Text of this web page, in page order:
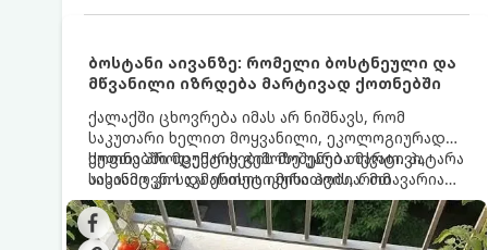
ბოსტანი აივანზე: რომელი ბოსტნეული და
მწვანილი იზრდება მარტივად ქოთნებში
ქალაქში ცხოვრება იმას არ ნიშნავს, რომ
საკუთარი ხელით მოყვანილი, ეკოლოგიურად
სუფთა პროდუქტის გემოზე უარი თქვათ. პატარა
აივანიც კი საკმარისია იმისათვის, რომ
მოიწყოთ მინი-ბოსტანი, საიდანაც
ყოველდღიურად ახალ, არომატულ მწვანილსა
და ბოსტნეულს მოკრეფთ.
ქოთნებში მცენარეების მოშენება მარტივი,
სასიამოვნო და ესთეტიკური ჰობია. მთავარია
იცოდეთ, რომელი კულტურები ეგუებიან
ქოთნის პირობებს ყველაზე კარგად და როგორ
მოუაროთ მათ სწორად.